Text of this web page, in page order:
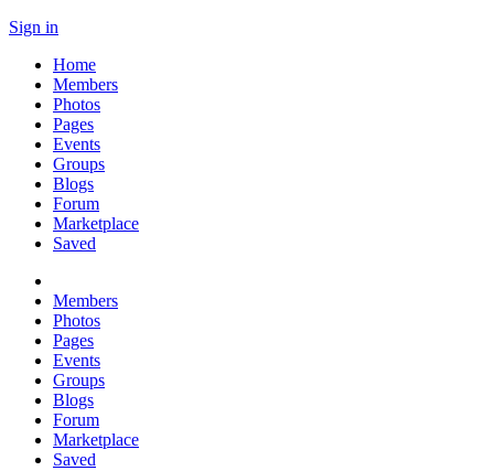
Sign in
Home
Members
Photos
Pages
Events
Groups
Blogs
Forum
Marketplace
Saved
Members
Photos
Pages
Events
Groups
Blogs
Forum
Marketplace
Saved